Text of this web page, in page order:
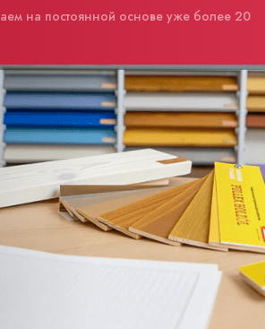
на постоянной основе уже более 20